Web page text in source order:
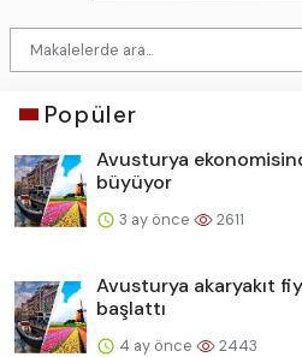
Popüler
Avusturya
büyüyor
3 ay önce 2611
Avusturya akaryakıt
başlattı
4 ay önce 2443